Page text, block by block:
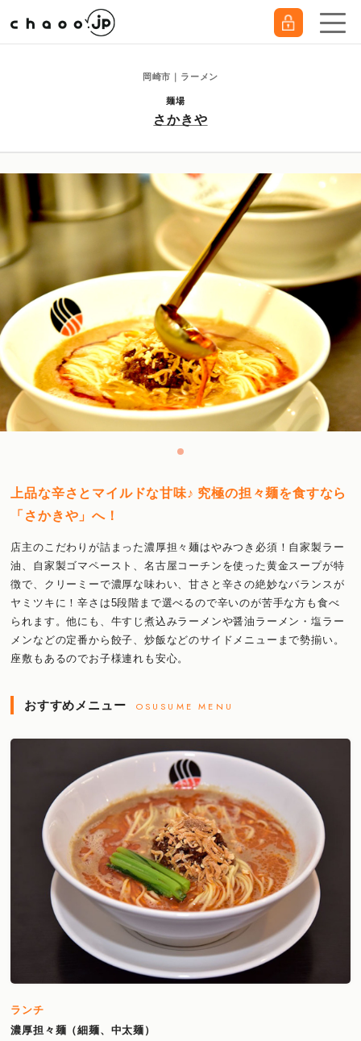
岡崎市｜ラーメン
麺場
さかきや
上品な辛さとマイルドな甘味♪ 究極の担々麺を食すなら
「さかきや」へ！
店主のこだわりが詰まった濃厚担々麺はやみつき必須！自家製ラー
油、自家製ゴマペースト、名古屋コーチンを使った黄金スープが特
徴で、クリーミーで濃厚な味わい、甘さと辛さの絶妙なバランスが
ヤミツキに！辛さは5段階まで選べるので辛いのが苦手な方も食べ
られます。他にも、牛すじ煮込みラーメンや醤油ラーメン・塩ラー
メンなどの定番から餃子、炒飯などのサイドメニューまで勢揃い。
座敷もあるのでお子様連れも安心。
おすすめメニュー OSUSUME MENU
ランチ
濃厚担々麺（細麺、中太麺）